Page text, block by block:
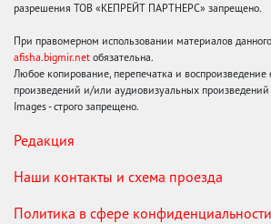
разрешения ТОВ «КЕПРЕЙТ ПАРТНЕРС» запрещено.
При правомерном использовании материалов
afisha.bigmir.net обязательна.
Любое копирование, перепечатка и воспроизведение
произведений и/или аудиовизуальных
Images - строго запрещено.
Редакция
Наши контакты и схема проезда
Политика в сфере